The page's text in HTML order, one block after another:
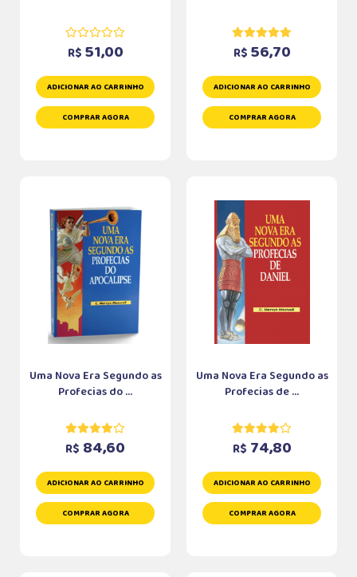
R$ 51,00
ADICIONAR AO CARRINHO
COMPRAR AGORA
R$ 56,70
ADICIONAR AO CARRINHO
COMPRAR AGORA
Uma Nova Era Segundo as
Profecias do ...
R$ 84,60
ADICIONAR AO CARRINHO
COMPRAR AGORA
Uma Nova Era Segundo as
Profecias de ...
R$ 74,80
ADICIONAR AO CARRINHO
COMPRAR AGORA